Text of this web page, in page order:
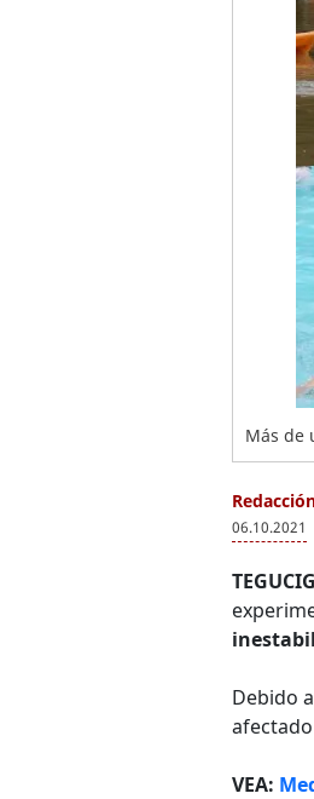
Más de
06.10.2021
Debido
VEA: